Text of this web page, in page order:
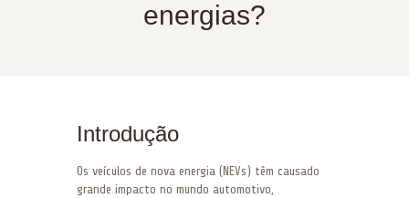
energias?
Introdução
Os veículos de nova energia (NEVs) têm causado
grande impacto no mundo automotivo,